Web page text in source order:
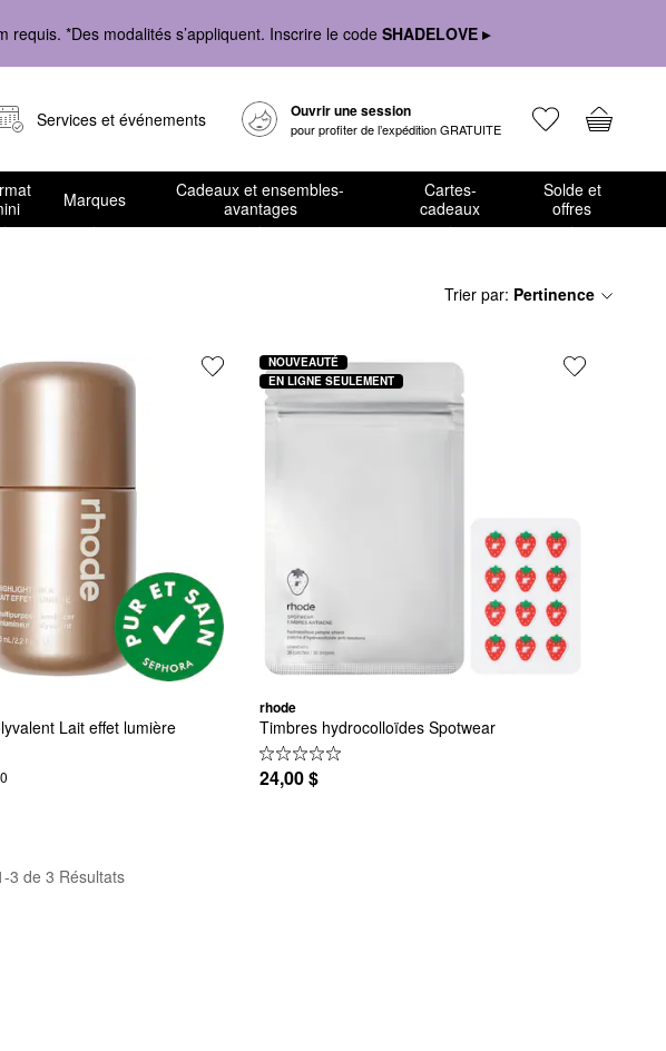
requis. *Des modalités s’appliquent. Inscrire le code SHADELOVE ▸
Services et événements Ouvrir une session
pour profiter de l’expédition GRATUITE
Marques
Cadeaux et ensembles-
avantages
Cartes-
cadeaux
Solde et
offres
Trier par: Pertinence
Lait effet lumière
rhode
Timbres hydrocolloïdes Spotwear
24,00 $
NOUVEAUTÉ
EN LIGNE SEULEMENT
3 de 3 Résultats